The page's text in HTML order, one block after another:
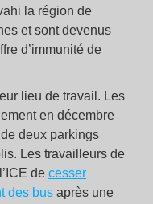
la région de
et sont devenus
d’immunité de
lieu de travail. Les
en décembre
deux parkings
Les travailleurs de
de cesser
des bus après une